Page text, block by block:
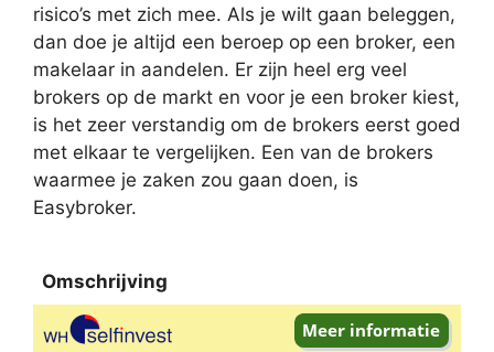
risico’s met zich mee. Als je wilt gaan beleggen,
dan doe je altijd een beroep op een broker, een
makelaar in aandelen. Er zijn heel erg veel
brokers op de markt en voor je een broker kiest,
is het zeer verstandig om de brokers eerst goed
met elkaar te vergelijken. Een van de brokers
waarmee je zaken zou gaan doen, is
Easybroker.
Omschrijving
Omschrijving